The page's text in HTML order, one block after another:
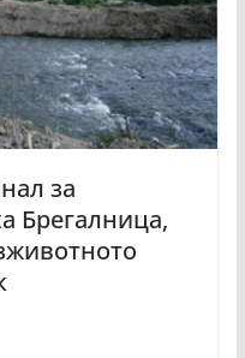
за
Брегалница,